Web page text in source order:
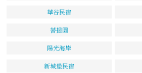
華谷民宿
菩提園
陽光海岸
新城堡民宿